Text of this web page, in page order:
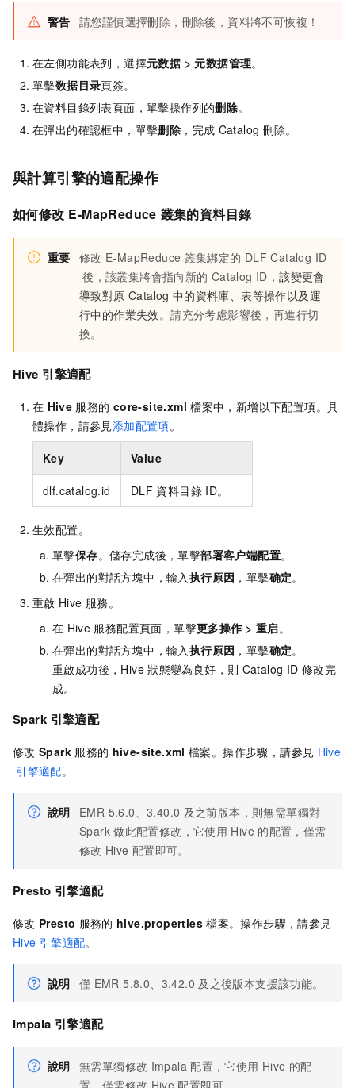
警告 請您謹慎選擇刪除，刪除後，資料將不可恢複！
在左側功能表列，選擇元数据> 元数据管理。
單擊数据目录頁簽。
在資料目錄列表頁面，單擊操作列的删除。
在彈出的確認框中，單擊删除 ，完成 Catalog 刪除。
與計算引擎的適配操作
如何修改 E-MapReduce 叢集的資料目錄
重要 修改 E-MapReduce 叢集綁定的 DLF Catalog ID
後，該叢集將會指向新的 Catalog ID，該變更會
導致對原 Catalog 中的資料庫、表等操作以及運
行中的作業失效 。請充分考慮影響後，再進行切
換。
Hive 引擎適配
在 Hive 服務的 core-site.xml 檔案中，新增以下配置項。具
體操作，請參見添加配置項。
Key Value
dlf.catalog.id DLF 資料目錄 ID。
生效配置。
單擊保存。儲存完成後，單擊部署客户端配置。
在彈出的對話方塊中，輸入 执行原因 ，單擊确定。
重啟 Hive 服務。
在 Hive 服務配置頁面，單擊更多操作 > 重启。
在彈出的對話方塊中，輸入 执行原因 ，單擊确定。
重啟成功後，Hive 狀態變為良好，則 Catalog ID 修改完
成。
Spark 引擎適配
修改 Spark 服務的 hive-site.xml 檔案。操作步驟，請參見 Hive
引擎適配。
說明 EMR 5.6.0、3.40.0 及之前版本，則無需單獨對
Spark 做此配置修改，它使用 Hive 的配置，僅需
修改 Hive 配置即可。
Presto 引擎適配
修改 Presto 服務的 hive.properties 檔案。操作步驟，請參見
Hive 引擎適配。
說明 僅 EMR 5.8.0、3.42.0 及之後版本支援該功能。
Impala 引擎適配
說明 無需單獨修改 Impala 配置，它使用 Hive 的配
置，僅需修改 Hive 配置即可。